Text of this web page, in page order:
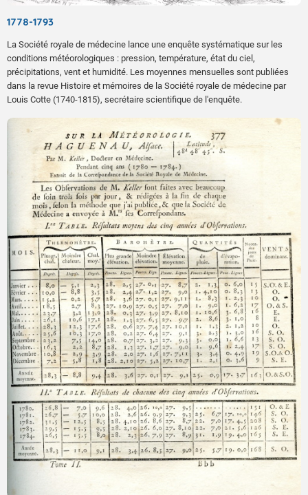
1778-1793
La Société royale de médecine lance une enquête systématique sur les
conditions météorologiques : pression, température, état du ciel,
précipitations, vent et humidité. Les moyennes mensuelles sont publiées
dans la revue Histoire et mémoires de la Société royale de médecine par
Louis Cotte (1740-1815), secrétaire scientifique de l'enquête.